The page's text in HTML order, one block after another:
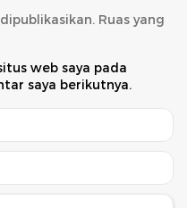
Ruas yang
web saya pada
saya berikutnya.